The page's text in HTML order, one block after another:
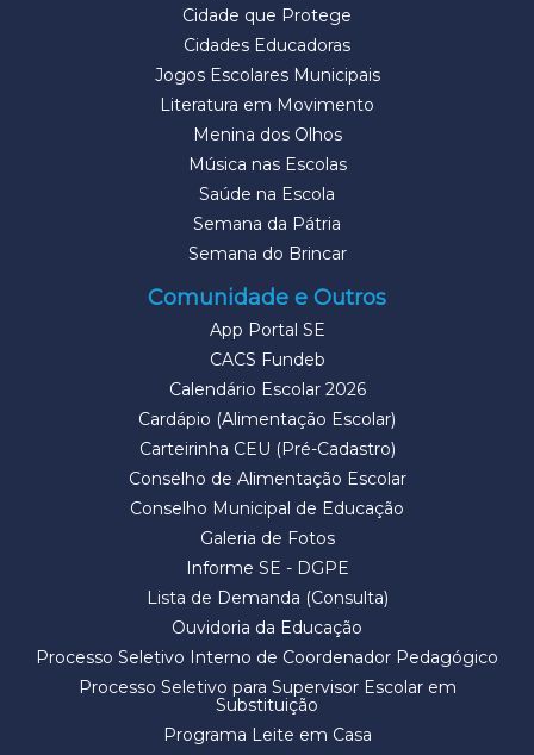
Cidade que Protege
Cidades Educadoras
Jogos Escolares Municipais
Literatura em Movimento
Menina dos Olhos
Música nas Escolas
Saúde na Escola
Semana da Pátria
Semana do Brincar
Comunidade e Outros
App Portal SE
CACS Fundeb
Calendário Escolar 2026
Cardápio (Alimentação Escolar)
Carteirinha CEU (Pré-Cadastro)
Conselho de Alimentação Escolar
Conselho Municipal de Educação
Galeria de Fotos
Informe SE - DGPE
Lista de Demanda (Consulta)
Ouvidoria da Educação
Processo Seletivo Interno de Coordenador Pedagógico
Processo Seletivo para Supervisor Escolar em
Substituição
Programa Leite em Casa